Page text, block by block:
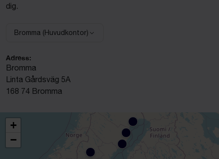
dig.
Välj anläggning:
Bromma (Huvudkontor)
Adress:
Bromma
Linta Gårdsväg 5A
168 74 Bromma
+
−